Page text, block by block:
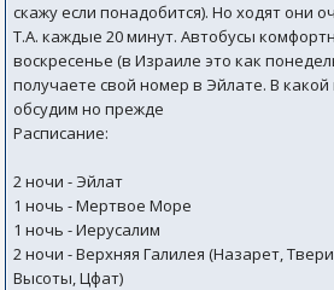
скажу если понадобится). Но ходят они
Т.А. каждые 20 минут. Автобусы
воскресенье (в Израиле это как
получаете свой номер в Эйлате. В какой
обсудим но прежде
Расписание:
2 ночи - Эйлат
1 ночь - Мертвое Море
1 ночь - Иерусалим
2 ночи - Верхняя Галилея (Назарет,
Высоты, Цфат)